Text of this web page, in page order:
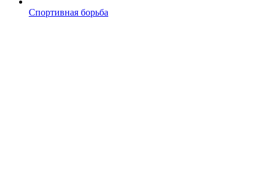
Спортивная борьба